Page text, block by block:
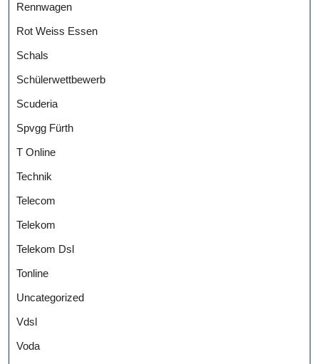
Rennwagen
Rot Weiss Essen
Schals
Schülerwettbewerb
Scuderia
Spvgg Fürth
T Online
Technik
Telecom
Telekom
Telekom Dsl
Tonline
Uncategorized
Vdsl
Voda